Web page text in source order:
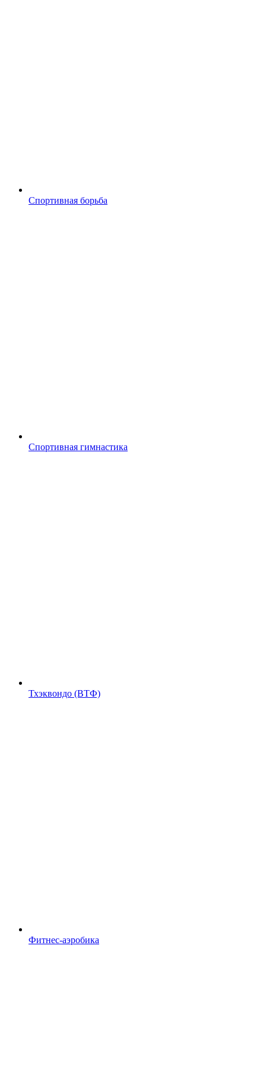
Спортивная борьба
Спортивная гимнастика
Тхэквондо (ВТФ)
Фитнес-аэробика